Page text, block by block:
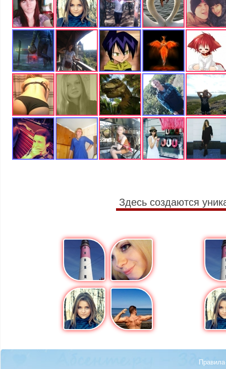
Здесь создаются
Правила